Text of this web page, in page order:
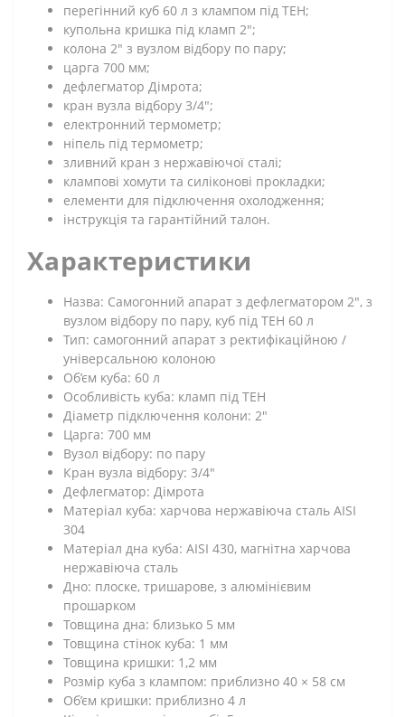
перегінний куб 60 л з клампом під ТЕН;
купольна кришка під кламп 2";
колона 2" з вузлом відбору по пару;
царга 700 мм;
дефлегматор Дімрота;
кран вузла відбору 3/4";
електронний термометр;
ніпель під термометр;
зливний кран з нержавіючої сталі;
клампові хомути та силіконові прокладки;
елементи для підключення охолодження;
інструкція та гарантійний талон.
Характеристики
Назва: Самогонний апарат з дефлегматором 2", з
вузлом відбору по пару, куб під ТЕН 60 л
Тип: самогонний апарат з ректифікаційною /
універсальною колоною
Об’єм куба: 60 л
Особливість куба: кламп під ТЕН
Діаметр підключення колони: 2"
Царга: 700 мм
Вузол відбору: по пару
Кран вузла відбору: 3/4"
Дефлегматор: Дімрота
Матеріал куба: харчова нержавіюча сталь AISI
304
Матеріал дна куба: AISI 430, магнітна харчова
нержавіюча сталь
Дно: плоске, тришарове, з алюмінієвим
прошарком
Товщина дна: близько 5 мм
Товщина стінок куба: 1 мм
Товщина кришки: 1,2 мм
Розмір куба з клампом: приблизно 40 × 58 см
Об’єм кришки: приблизно 4 л